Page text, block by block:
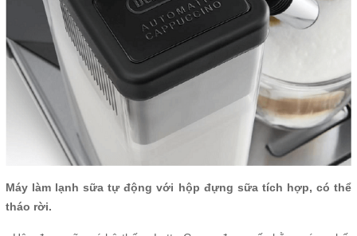
Máy làm lạnh sữa tự động với hộp đựng sữa tích hợp, có thể
tháo rời.